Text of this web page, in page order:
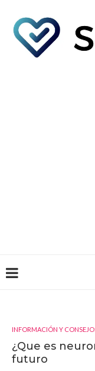
INFORMACIÓN Y
¿Que es
futuro